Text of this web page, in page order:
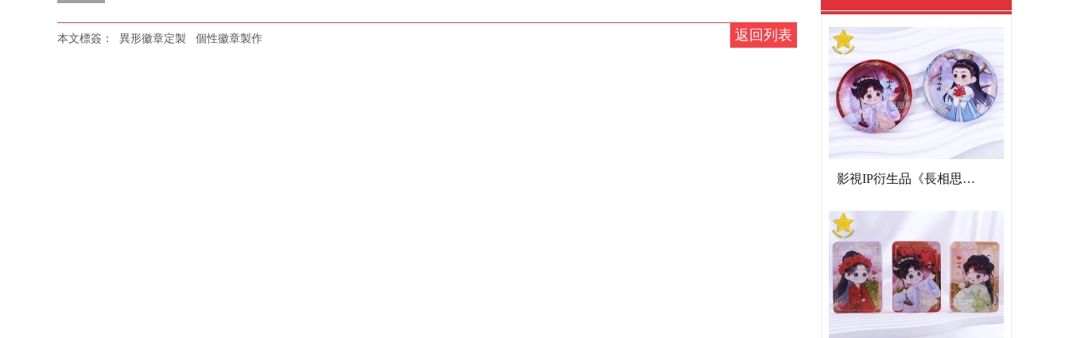
返回列表
本文標簽： 異形徽章定製 個性徽章製作
影視IP衍生品《長相思》雙閃吧唧